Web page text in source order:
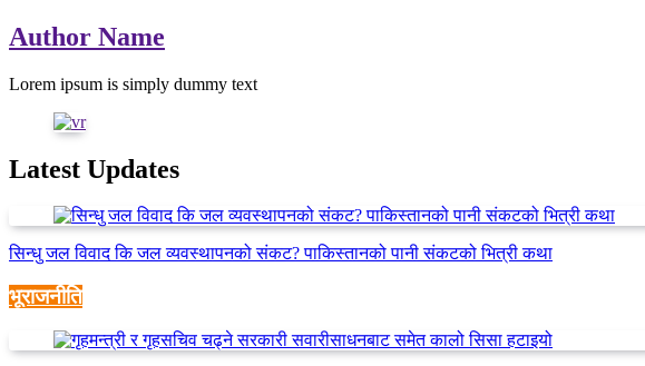
Author Name
Lorem ipsum is simply dummy text
Latest Updates
सिन्धु जल विवाद कि जल व्यवस्थापनको संकट? पाकिस्तानको पानी संकटको भित्री कथा
भूराजनीति